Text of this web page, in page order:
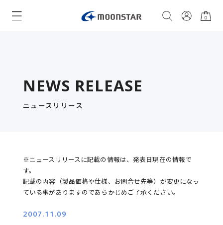
0
NEWS RELEASE
ニュースリリース
※ニュースリリースに記載の情報は、発表日現在の情報で
す。
記載の内容（製品価格や仕様、お問合せ先等）が変更になっ
ている事がありますのであらかじめご了承ください。
2007.11.09